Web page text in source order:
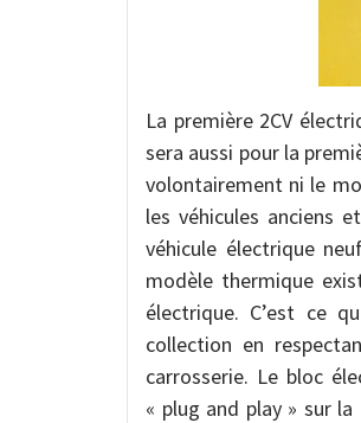
La première 2CV
sera aussi pour la
volontairement ni le
les véhicules anciens
véhicule électrique
modèle thermique
électrique. C’est ce
collection en
carrosserie. Le bloc
« plug and play » sur